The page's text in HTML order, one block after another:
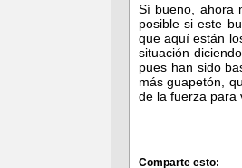
Sí bueno, ahora
posible si este
que aquí están
situación
pues han sido
más guapetón,
de la fuerza para
Comparte esto: